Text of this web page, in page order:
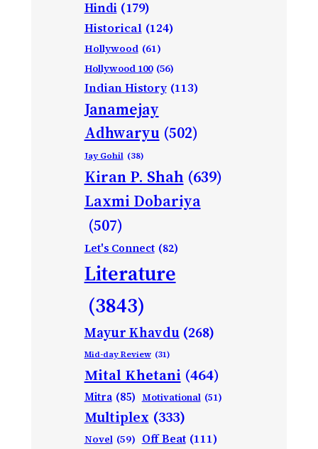
Hindi (179)
Historical (124)
Hollywood (61)
Hollywood 100 (56)
Indian History (113)
Janamejay
Adhwaryu (502)
Jay Gohil (38)
Kiran P. Shah (639)
Laxmi Dobariya
(507)
Let's Connect (82)
Literature
(3843)
Mayur Khavdu (268)
Mid-day Review (31)
Mital Khetani (464)
Mitra (85) Motivational (51)
Multiplex (333)
Novel (59) Off Beat (111)